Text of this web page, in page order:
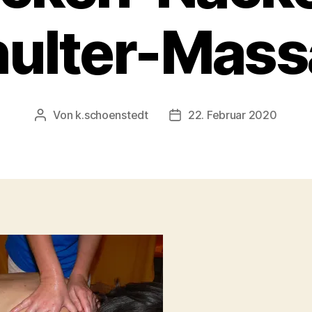
Beitragsautor
Von k.schoenstedt Beitragsdatum
22. Februar 2020